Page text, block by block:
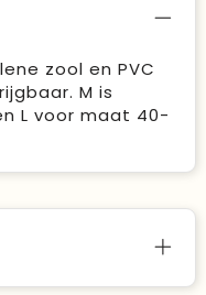
zool en PVC
M is
L voor maat 40-